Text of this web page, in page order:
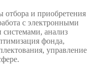
отбора и приобретения
с электронными
анализ
фонда,
управление